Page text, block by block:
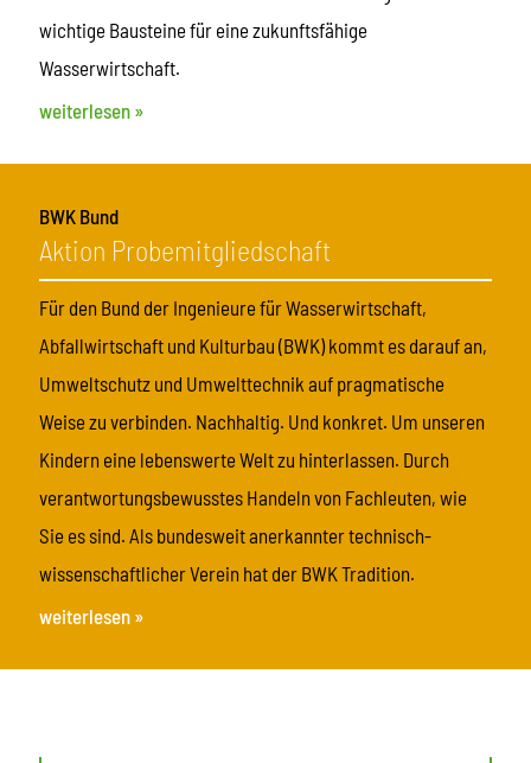
wichtige Bausteine für eine zukunftsfähige
Wasserwirtschaft.
weiterlesen »
BWK Bund
Aktion Probemitgliedschaft
Für den Bund der Ingenieure für Wasserwirtschaft,
Abfallwirtschaft und Kulturbau (BWK) kommt es darauf an,
Umweltschutz und Umwelttechnik auf pragmatische
Weise zu verbinden. Nachhaltig. Und konkret. Um unseren
Kindern eine lebenswerte Welt zu hinterlassen. Durch
verantwortungsbewusstes Handeln von Fachleuten, wie
Sie es sind. Als bundesweit anerkannter technisch-
wissenschaftlicher Verein hat der BWK Tradition.
weiterlesen »